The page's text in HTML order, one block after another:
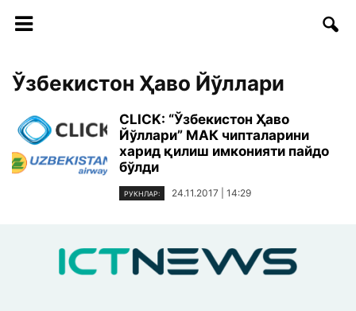
Ўзбекистон Ҳаво Йўллари
CLICK: “Ўзбекистон Ҳаво
Йўллари” МАК чипталарини
харид қилиш имконияти пайдо
бўлди
РУКНЛАР: 24.11.2017 | 14:29